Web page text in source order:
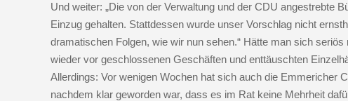
Und weiter: „Die von der Verwaltung und der CDU angestrebte
Einzug gehalten. Stattdessen wurde unser Vorschlag nicht
dramatischen Folgen, wie wir nun sehen.“ Hätte man sich
wieder vor geschlossenen Geschäften und enttäuschten
Allerdings: Vor wenigen Wochen hat sich auch die Emmericher
nachdem klar geworden war, dass es im Rat keine Mehrheit